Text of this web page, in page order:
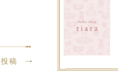
稿